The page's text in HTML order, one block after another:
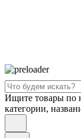
Ищите товары по
категории,